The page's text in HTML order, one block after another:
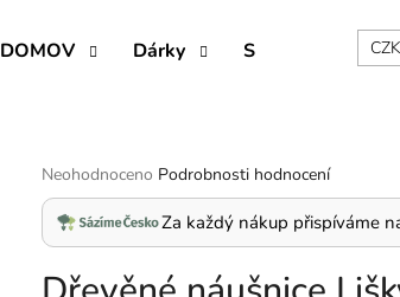
DOMOV Dárky SVATBY CZK
Průměrné
hodnocení
produktu
je
z
Neohodnoceno Podrobnosti hodnocení
Za každý nákup přispíváme
HLEDAT